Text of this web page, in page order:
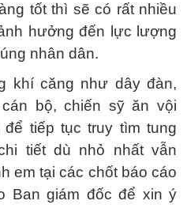
tốt thì sẽ có rất nhiều
hưởng đến lực lượng
nhân dân.
khí căng như dây đàn,
bộ, chiến sỹ ăn vội
tiếp tục truy tìm tung
tiết dù nhỏ nhất vẫn
em tại các chốt báo cáo
Ban giám đốc để xin ý